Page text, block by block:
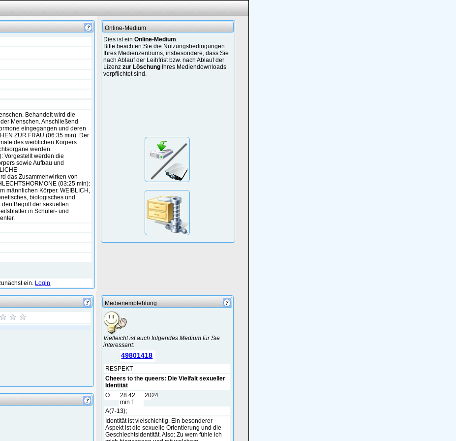
Behandelt wird die
Menschen. Anschließend
eingegangen und deren
ZUR FRAU (06:35 min): Der
des weiblichen Körpers
werden
Vorgestellt werden die
sowie Aufbau und
das Zusammenwirken von
(03:25 min):
männlichen Körper. WEIBLICH,
biologisches und
Begriff der sexuellen
in Schüler- und
ein. Login
Online-Medium
Dies ist einOnline-Medium.
Bitte beachten Sie die Nutzungsbedingungen
Ihres Medienzentrums, insbesondere, dass Sie
nach Ablauf der Leihfrist bzw. nach Ablauf der
Lizenzzur Löschung Ihres Mediendownloads
verpflichtet sind.
Medienempfehlung
Vielleicht ist auch folgendes Medium für Sie
interessant:
49801418
RESPEKT
Cheers to the queers: Die Vielfalt sexueller
Identität
O
28:42
min f
2024
A(7-13);
Identität ist vielschichtig. Ein besonderer
Aspekt ist die sexuelle Orientierung und die
Geschlechtsidentität. Also: Zu wem fühle ich